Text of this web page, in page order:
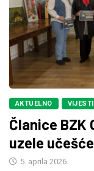
AKTUELNO VIJESTI
Članice BZK
uzele
5. aprila 2026.